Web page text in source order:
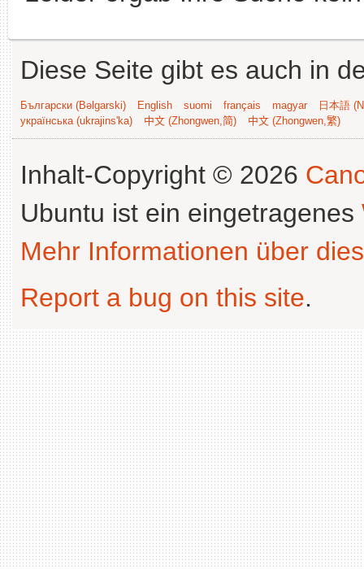
Diese Seite gibt es auch in
Български (Bəlgarski) English suomi français magyar
日本語
українська (ukrajins'ka)
中文 (Zhongwen,简) 中文 (Zhongwen,繁)
Inhalt-Copyright © 2026
Ubuntu ist ein eingetragenes
Mehr Informationen über
Report a bug on this site.